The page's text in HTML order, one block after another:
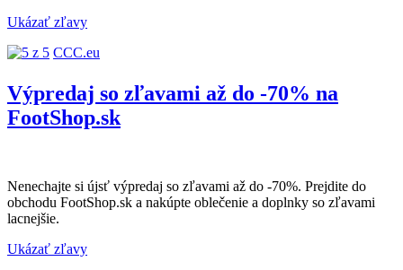
Ukázať zľavy
CCC.eu
Výpredaj so zľavami až do -70% na
FootShop.sk
Nenechajte si újsť výpredaj so zľavami až do -70%. Prejdite do
obchodu FootShop.sk a nakúpte oblečenie a doplnky so zľavami
lacnejšie.
Ukázať zľavy